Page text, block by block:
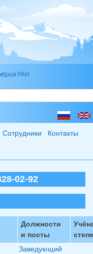
РАН
Сотрудники Контакты
02-92
Должности
и посты
Заведующий